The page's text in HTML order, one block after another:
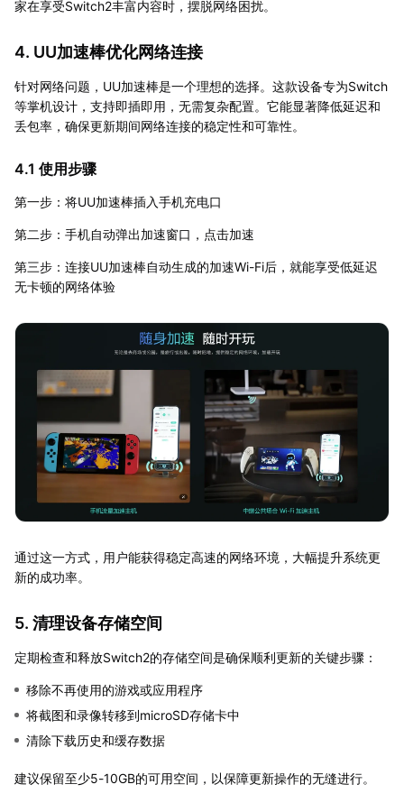
家在享受Switch2丰富内容时，摆脱网络困扰。
4. UU加速棒优化网络连接
针对网络问题，UU加速棒是一个理想的选择。这款设备专为Switch
等掌机设计，支持即插即用，无需复杂配置。它能显著降低延迟和
丢包率，确保更新期间网络连接的稳定性和可靠性。
4.1 使用步骤
第一步：将UU加速棒插入手机充电口
第二步：手机自动弹出加速窗口，点击加速
第三步：连接UU加速棒自动生成的加速Wi-Fi后，就能享受低延迟
无卡顿的网络体验
通过这一方式，用户能获得稳定高速的网络环境，大幅提升系统更
新的成功率。
5. 清理设备存储空间
定期检查和释放Switch2的存储空间是确保顺利更新的关键步骤：
移除不再使用的游戏或应用程序
将截图和录像转移到microSD存储卡中
清除下载历史和缓存数据
建议保留至少5-10GB的可用空间，以保障更新操作的无缝进行。